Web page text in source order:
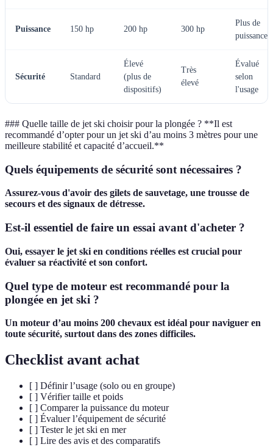
Puissance 150 hp 200 hp 300 hp
Plus de
puissance
Sécurité Standard
Élevé
(plus de
dispositifs)
Très
élevé
Évalué
selon
l'usage
### Quelle taille de jet ski choisir pour la plongée ? **Il est
recommandé d’opter pour un jet ski d’au moins 3 mètres pour une
meilleure stabilité et capacité d’accueil.**
Quels équipements de sécurité sont nécessaires ?
Assurez-vous d'avoir des gilets de sauvetage, une trousse de
secours et des signaux de détresse.
Est-il essentiel de faire un essai avant d'acheter ?
Oui, essayer le jet ski en conditions réelles est crucial pour
évaluer sa réactivité et son confort.
Quel type de moteur est recommandé pour la
plongée en jet ski ?
Un moteur d’au moins 200 chevaux est idéal pour naviguer en
toute sécurité, surtout dans des zones difficiles.
Checklist avant achat
[ ] Définir l’usage (solo ou en groupe)
[ ] Vérifier taille et poids
[ ] Comparer la puissance du moteur
[ ] Évaluer l’équipement de sécurité
[ ] Tester le jet ski en mer
[ ] Lire des avis et des comparatifs